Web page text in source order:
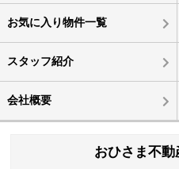
お気に入り物件一覧
スタッフ紹介
会社概要
おひさま不